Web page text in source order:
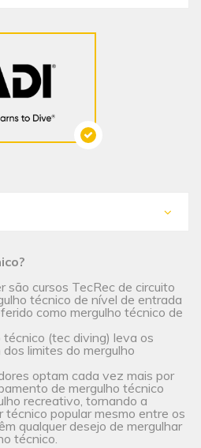
são cursos TecRec de circuito
técnico de nível de entrada
como mergulho técnico de
técnico (tec diving) leva os
limites do mergulho
optam cada vez mais por
de mergulho técnico
recreativo, tornando a
técnico popular mesmo entre os
qualquer desejo de mergulhar
técnico.